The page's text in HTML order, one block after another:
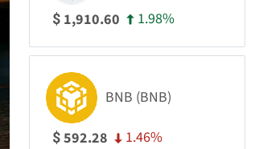
$ 1,910.60 1.98%
BNB (BNB)
$592.28 1.46%